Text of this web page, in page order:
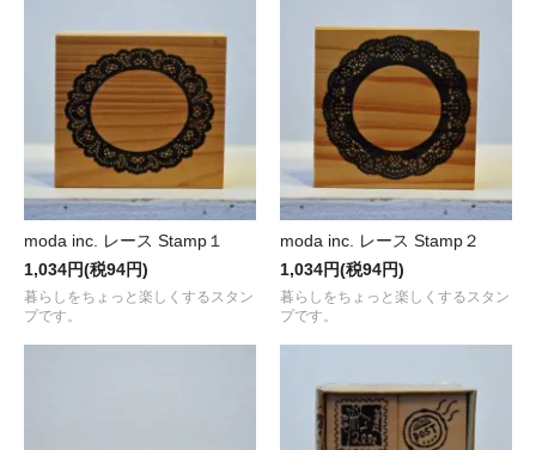
moda inc. レース Stamp１
1,034円(税94円)
暮らしをちょっと楽しくするスタン
プです。
moda inc. レース Stamp２
1,034円(税94円)
暮らしをちょっと楽しくするスタン
プです。